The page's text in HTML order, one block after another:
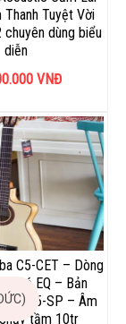
Thanh Tuyệt Vời
chuyên dùng biểu
diễn
VNĐ
C5-CET – Dòng
Có EQ – Bản
C5-SP – Âm
tầm 10tr